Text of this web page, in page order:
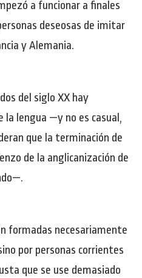
a funcionar a finales
deseosas de imitar
y Alemania.
del siglo XX hay
la lengua —y no es casual,
que la terminación de
de la anglicanización de
formadas necesariamente
por personas corrientes
que se use demasiado